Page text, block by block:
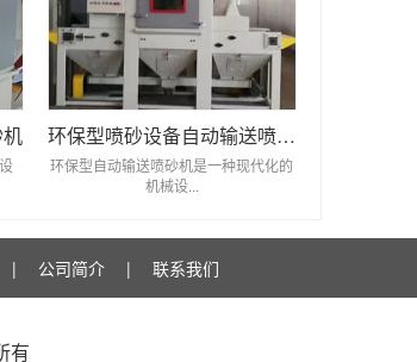
环保型喷砂设备自动输送喷砂机
环保型自动输送喷砂机是一种现代化的
机械设...
| 公司简介 | 联系我们
有